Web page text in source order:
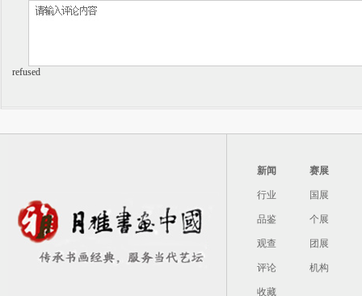
refused
新闻
行业
品鉴
观查
评论
收藏
赛展
国展
个展
团展
机构